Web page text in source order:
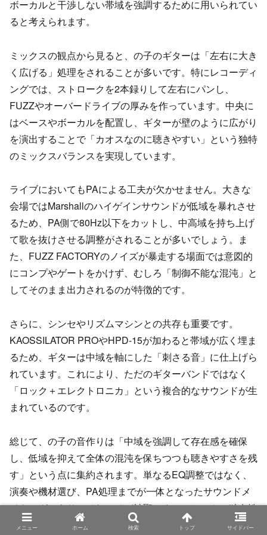
ボーカルと干渉しない帯域を強調するために用いられてい
ると考えられます。
ミックスの観点から見ると、の子のギターは「左右に大き
く広げる」処理をされることが多いです。特にレコーディ
ングでは、ストロークを2本録りして左右にパンし、
FUZZやオーバードライブの厚みを作っています。中央に
はベースやボーカルを配置し、ギターが壁のように広がり
を演出することで「カオスなのに聴きやすい」という独特
のミックスバランスを実現しています。
ライブにおいてもPAによる工夫が欠かせません。大きな
会場ではMarshallのハイゲインサウンドが低域を暴れさせ
るため、PA側で80Hz以下をカットし、中高域を持ち上げ
て歌を抜けさせる調整がされることが多いでしょう。ま
た、FUZZ FACTORYのノイズが暴走する場面では意図的
にコンプやゲートをかけず、むしろ「制御不能な混沌」と
してそのまま出力されるのが特徴的です。
さらに、シンセやリズムマシンとの共存も重要です。
KAOSSILATOR PROやHPD-15が加わると帯域が広く埋ま
るため、ギターは中域を軸にした「刺さる音」に仕上げら
れています。これにより、ただのギターバンドではなく
「ロック＋エレクトロニカ」という複合的なサウンドが生
まれているのです。
総じて、の子の音作りは「中域を強調して存在感を確保
し、低域を抑えて全体の混沌を保ちつつも聴きやすさを残
す」という点に集約されます。単なるEQ調整ではなく、
演奏や機材選び、PA処理までが一体となったサウンドメ
イキングであり、それこそが神聖かまってちゃんの独自性
を支える要素と言えるでしょう。と、想定されます。
メニュー ホーム 検索 トップ サイドバー